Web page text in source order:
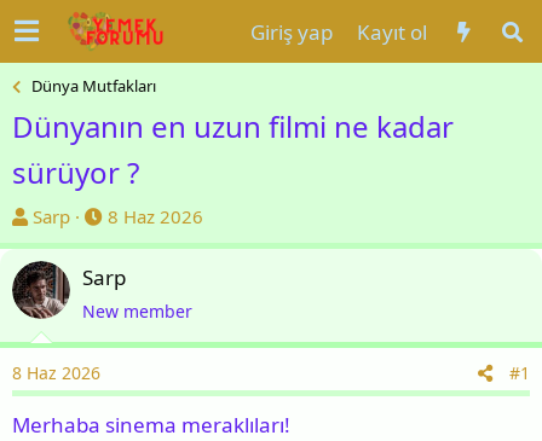
Giriş yap Kayıt ol
Dünya Mutfakları
Dünyanın en uzun filmi ne kadar
sürüyor ?
K
o
n
u
y
b
a
Sarp
B
a
ş
l
g
ı
8 Haz 2026
Sarp
New member
8 Haz 2026 #1
Merhaba sinema meraklıları!